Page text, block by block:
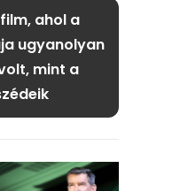
ahol a
ugyanolyan
mint a